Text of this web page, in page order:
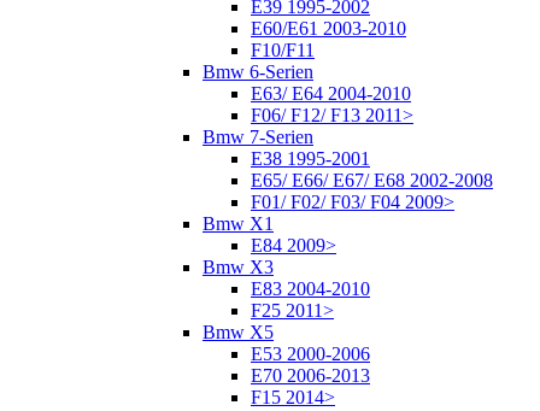
E39 1995-2002
E60/E61 2003-2010
F10/F11
Bmw 6-Serien
E63/ E64 2004-2010
F06/ F12/ F13 2011>
Bmw 7-Serien
E38 1995-2001
E65/ E66/ E67/ E68 2002-2008
F01/ F02/ F03/ F04 2009>
Bmw X1
E84 2009>
Bmw X3
E83 2004-2010
F25 2011>
Bmw X5
E53 2000-2006
E70 2006-2013
F15 2014>